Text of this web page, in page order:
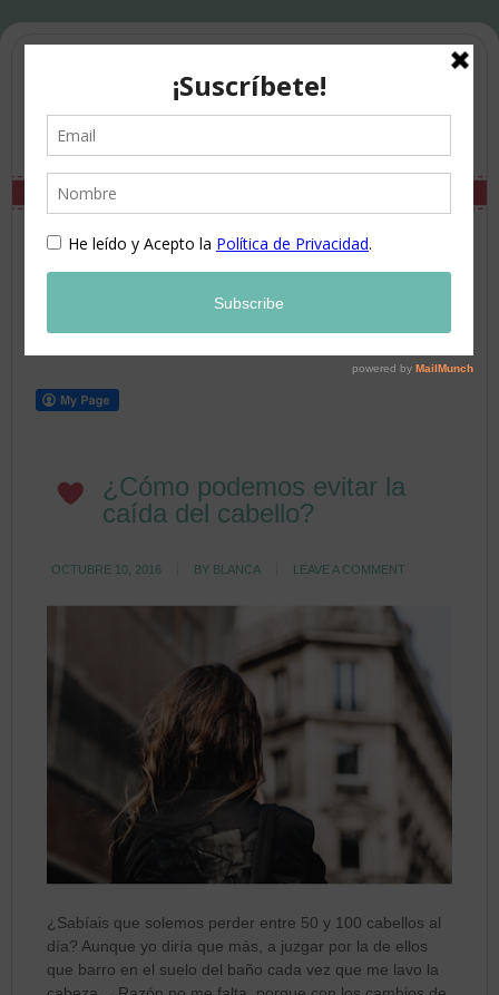
¿Cómo podemos evitar la
caída del cabello?
OCTUBRE 10, 2016 BY BLANCA LEAVE A COMMENT
¿Sabíais que solemos perder entre 50 y 100 cabellos al
día? Aunque yo diría que más, a juzgar por la de ellos
que barro en el suelo del baño cada vez que me lavo la